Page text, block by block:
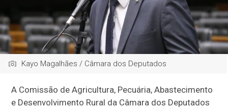
Kayo Magalhães / Câmara dos Deputados
A Comissão de Agricultura, Pecuária, Abastecimento
e Desenvolvimento Rural da Câmara dos Deputados